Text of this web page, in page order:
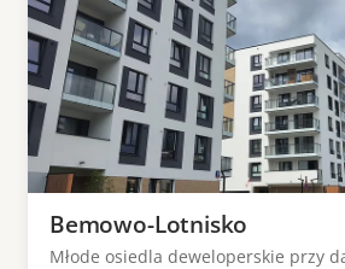
Bemowo-Lotnisko
Młode osiedla deweloperskie przy